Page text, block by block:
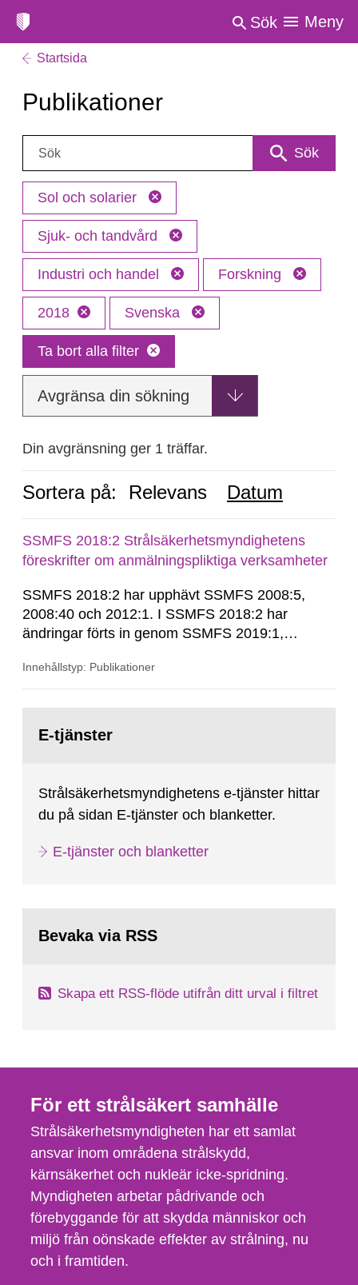
Sök Meny
Startsida
Publikationer
Sök: Sök
Sol och solarier
Sjuk- och tandvård
Industri och handel Forskning
2018 Svenska
Ta bort alla filter
Avgränsa din sökning
Din avgränsning ger 1 träffar.
Sortera på: Relevans Datum
SSMFS 2018:2 Strålsäkerhetsmyndighetens
föreskrifter om anmälningspliktiga verksamheter
SSMFS 2018:2 har upphävt SSMFS 2008:5,
2008:40 och 2012:1. I SSMFS 2018:2 har
ändringar förts in genom SSMFS 2019:1,
Innehållstyp: Publikationer
sida:E-tjänster
Strålsäkerhetsmyndighetens e-tjänster hittar
du på sidan E-tjänster och blanketter.
E-tjänster och blanketter
Bevaka via RSS
Skapa ett RSS-flöde utifrån ditt urval i filtret
För ett strålsäkert samhälle
Strålsäkerhetsmyndigheten har ett samlat
ansvar inom områdena strålskydd,
kärnsäkerhet och nukleär icke-spridning.
Myndigheten arbetar pådrivande och
förebyggande för att skydda människor och
miljö från oönskade effekter av strålning, nu
och i framtiden.